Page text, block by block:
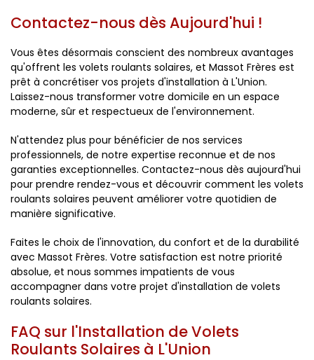
Contactez-nous dès Aujourd'hui !
Vous êtes désormais conscient des nombreux avantages
qu'offrent les volets roulants solaires, et Massot Frères est
prêt à concrétiser vos projets d'installation à L'Union.
Laissez-nous transformer votre domicile en un espace
moderne, sûr et respectueux de l'environnement.
N'attendez plus pour bénéficier de nos services
professionnels, de notre expertise reconnue et de nos
garanties exceptionnelles. Contactez-nous dès aujourd'hui
pour prendre rendez-vous et découvrir comment les volets
roulants solaires peuvent améliorer votre quotidien de
manière significative.
Faites le choix de l'innovation, du confort et de la durabilité
avec Massot Frères. Votre satisfaction est notre priorité
absolue, et nous sommes impatients de vous
accompagner dans votre projet d'installation de volets
roulants solaires.
FAQ sur l'Installation de Volets
Roulants Solaires à L'Union